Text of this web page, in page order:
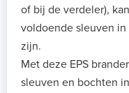
of bij de verdeler),
voldoende sleuven
zijn.
Met deze EPS
sleuven en bochten